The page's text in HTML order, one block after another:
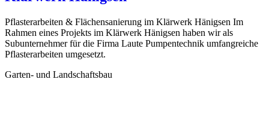
Pflasterarbeiten & Flächensanierung im Klärwerk Hänigsen Im
Rahmen eines Projekts im Klärwerk Hänigsen haben wir als
Subunternehmer für die Firma Laute Pumpentechnik umfangreiche
Pflasterarbeiten umgesetzt.
Garten- und Landschaftsbau